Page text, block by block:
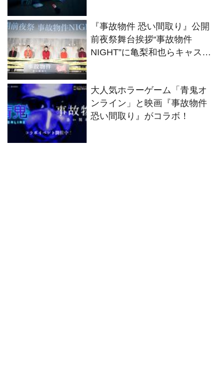
『事故物件 恐い間取り』公開
前夜祭舞台挨拶“事故物件
NIGHT”に亀梨和也らキャスト
大人気ホラーゲーム「青鬼オ
ンライン」と映画『事故物件
恐い間取り』がコラボ！